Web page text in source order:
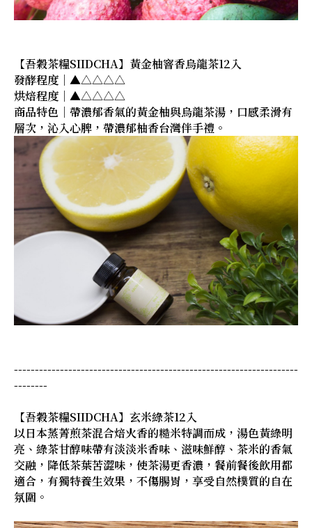
【吾穀茶糧SIIDCHA】黃金柚窨香烏龍茶12入
發酵程度｜▲△△△△
烘焙程度｜▲△△△△
商品特色｜帶濃郁香氣的黃金柚與烏龍茶湯，口感柔滑有
層次，沁入心脾，帶濃郁柚香台灣伴手禮。
--------------------------------------------------------------------
--------
【吾穀茶糧SIIDCHA】玄米綠茶12入
以日本蒸菁煎茶混合焙火香的糙米特調而成，湯色黃綠明
亮、綠茶甘醇味帶有淡淡米香味、滋味鮮醇、茶米的香氣
交融，降低茶葉苦澀味，使茶湯更香濃，餐前餐後飲用都
適合，有獨特養生效果，不傷腸胃，享受自然樸質的自在
氛圍。